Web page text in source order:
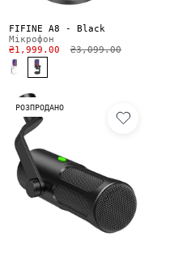
FIFINE A8 - Black
Мікрофон
₴1,999.00
₴3,099.00
РОЗПРОДАНО